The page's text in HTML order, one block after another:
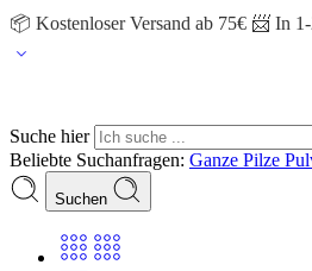
📦 Kostenloser Versand ab 75€ 📨 In
Suche hier
Beliebte Suchanfragen: Ganze Pilze
Suchen